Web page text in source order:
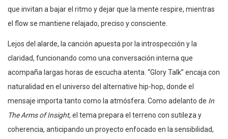
que invitan a bajar el ritmo y dejar que la mente respire, mientras
el flow se mantiene relajado, preciso y consciente.
Lejos del alarde, la canción apuesta por la introspección y la
claridad, funcionando como una conversación interna que
acompaña largas horas de escucha atenta. “Glory Talk” encaja con
naturalidad en el universo del alternative hip-hop, donde el
mensaje importa tanto como la atmósfera. Como adelanto de In
The Arms of Insight, el tema prepara el terreno con sutileza y
coherencia, anticipando un proyecto enfocado en la sensibilidad,